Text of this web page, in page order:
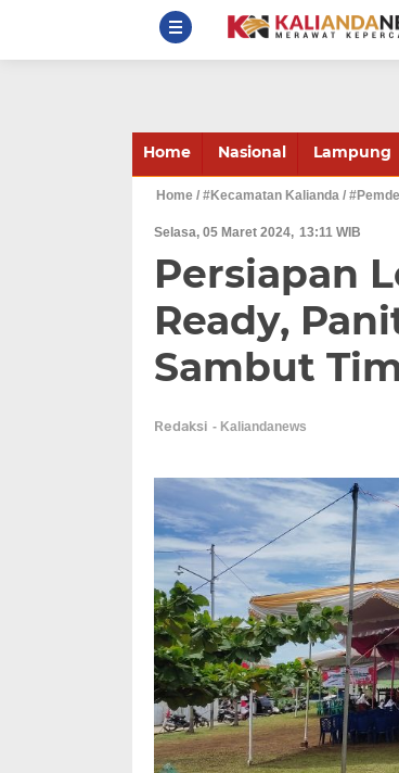
Home Nasional Lampung
Home / #Kecamatan Kalianda /
Selasa, 05 Maret 2024 13:11 WIB
Persiapan
Ready,
Sambut
Redaksi